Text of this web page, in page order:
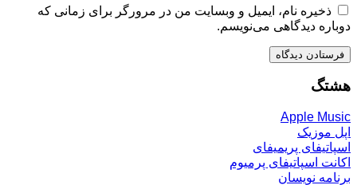
ذخیره نام، ایمیل و وبسایت من در مرورگر برای زمانی که
دوباره دیدگاهی می‌نویسم.
هشتگ
Apple Music
اپل موزیک
اسپاتیفای پریمیفای
اکانت اسپاتیفای پرمیوم
برنامه نویسان